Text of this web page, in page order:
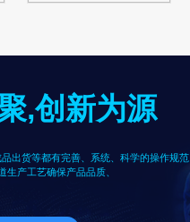
,创新为源
出货等都有完善、系统、科学的操作规范
生产工艺确保产品品质、